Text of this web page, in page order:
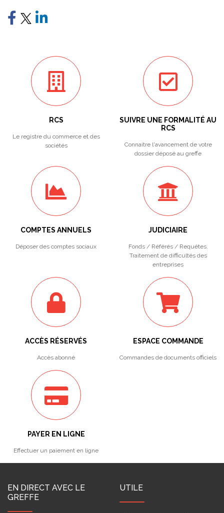
RCS
Le registre du commerce et des
sociétés
SUIVRE UNE FORMALITÉ AU
RCS
Connaitre l'avancement de votre
dossier déposé au greffe
COMPTES ANNUELS
Déposer des comptes sociaux
JUDICIAIRE
Fonds / Référés / Requêtes.
Traitement de difficultés des
entreprises
ACCÈS RÉSERVÉS
Accès abonné
ESPACE COMMANDE
Commandes de documents officiels
PAYER EN LIGNE
Effectuer un paiement en ligne
EN DIRECT AVEC LE
GREFFE
UTILE